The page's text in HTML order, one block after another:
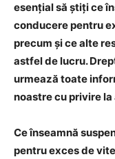
esențial să știți ce
conducere pentru
precum și ce alte
astfel de lucru.
urmează toate
noastre cu privire
Ce înseamnă
pentru exces de